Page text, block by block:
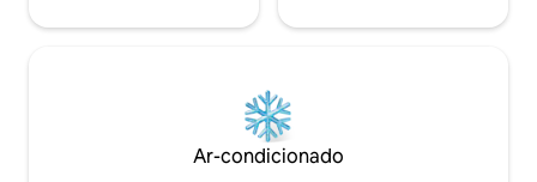
Ar-condicionado